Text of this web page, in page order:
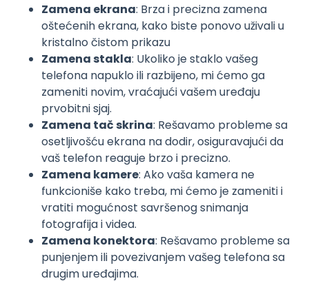
Zamena ekrana: Brza i precizna zamena
oštećenih ekrana, kako biste ponovo uživali u
kristalno čistom prikazu
Zamena stakla: Ukoliko je staklo vašeg
telefona napuklo ili razbijeno, mi ćemo ga
zameniti novim, vraćajući vašem uređaju
prvobitni sjaj.
Zamena tač skrina: Rešavamo probleme sa
osetljivošću ekrana na dodir, osiguravajući da
vaš telefon reaguje brzo i precizno.
Zamena kamere: Ako vaša kamera ne
funkcioniše kako treba, mi ćemo je zameniti i
vratiti mogućnost savršenog snimanja
fotografija i videa.
Zamena konektora: Rešavamo probleme sa
punjenjem ili povezivanjem vašeg telefona sa
drugim uređajima.